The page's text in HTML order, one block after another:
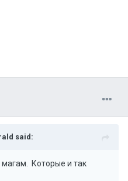
said:
магам. Которые и так